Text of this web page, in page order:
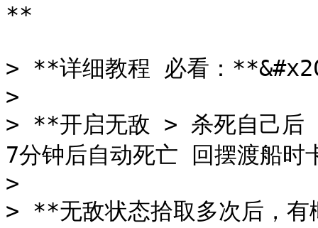
**
> **详细教程 必看：
>
> **开启无敌 > 杀死自己后
7分钟后自动死亡 回摆渡船
>
> **无敌状态拾取多次后，有